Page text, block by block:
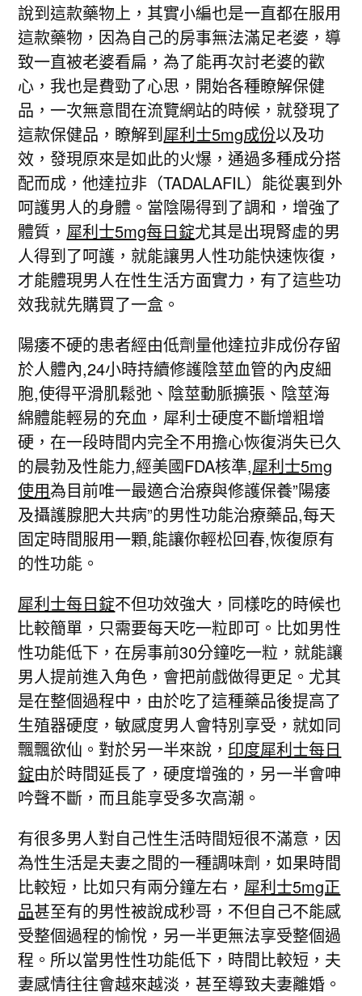
說到這款藥物上，其實小編也是一直都在服用
這款藥物，因為自己的房事無法滿足老婆，導
致一直被老婆看扁，為了能再次討老婆的歡
心，我也是費勁了心思，開始各種瞭解保健
品，一次無意間在流覽網站的時候，就發現了
這款保健品，瞭解到犀利士5mg成份以及功
效，發現原來是如此的火爆，通過多種成分搭
配而成，他達拉非（TADALAFIL）能從裏到外
呵護男人的身體。當陰陽得到了調和，增強了
體質， 犀利士5mg每日錠尤其是出現腎虛的男
人得到了呵護，就能讓男人性功能快速恢復，
才能體現男人在性生活方面實力，有了這些功
效我就先購買了一盒。
陽痿不硬的患者經由低劑量他達拉非成份存留
於人體內,24小時持續修護陰莖血管的內皮細
胞,使得平滑肌鬆弛、陰莖動脈擴張、陰莖海
綿體能輕易的充血，犀利士硬度不斷增粗增
硬，在一段時間内完全不用擔心恢復消失已久
的晨勃及性能力,經美國FDA核準,犀利士5mg
使用為目前唯一最適合治療與修護保養”陽痿
及攝護腺肥大共病”的男性功能治療藥品,每天
固定時間服用一顆,能讓你輕松回春,恢復原有
的性功能。
犀利士每日錠不但功效強大，同樣吃的時候也
比較簡單，只需要每天吃一粒即可。比如男性
性功能低下，在房事前30分鐘吃一粒，就能讓
男人提前進入角色，會把前戲做得更足。尤其
是在整個過程中，由於吃了這種藥品後提高了
生殖器硬度，敏感度男人會特別享受，就如同
飄飄欲仙。對於另一半來說， 印度犀利士每日
錠由於時間延長了，硬度增強的，另一半會呻
吟聲不斷，而且能享受多次高潮。
有很多男人對自己性生活時間短很不滿意，因
為性生活是夫妻之間的一種調味劑，如果時間
比較短，比如只有兩分鐘左右， 犀利士5mg正
品甚至有的男性被說成秒哥，不但自己不能感
受整個過程的愉悅，另一半更無法享受整個過
程。所以當男性性功能低下，時間比較短，夫
妻感情往往會越來越淡，甚至導致夫妻離婚。